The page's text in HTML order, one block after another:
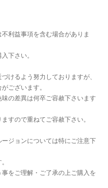
利益事項を含む場合がありま
下さい。
けるよう努力しておりますが、
ございます。
の差異は何卒ご容赦下さいます
すので重ねてご容赦下さい。
ジョンについては特にご注意下
をご理解・ご了承の上ご購入を